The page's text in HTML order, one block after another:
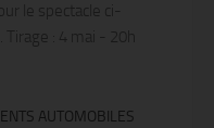
le spectacle ci-
Tirage : 4 mai - 20h
AUTOMOBILES